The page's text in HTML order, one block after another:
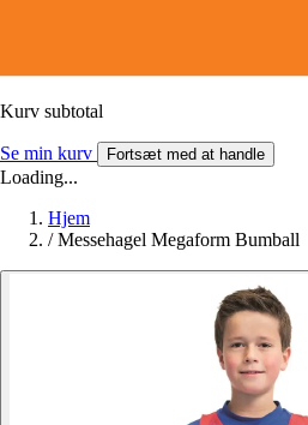
Kurv subtotal
Se min kurv Fortsæt med at handle
Loading...
Hjem
/ Messehagel Megaform Bumball